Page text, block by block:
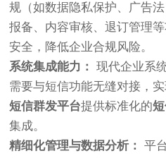
规（如数据隐私保护、广告
报备、内容审核、退订管理
安全，降低企业合规风险。
系统集成能力：
现代企业系
需要与短信功能无缝对接，
短信群发平台提供标准化的
集成。
精细化管理与数据分析：
平